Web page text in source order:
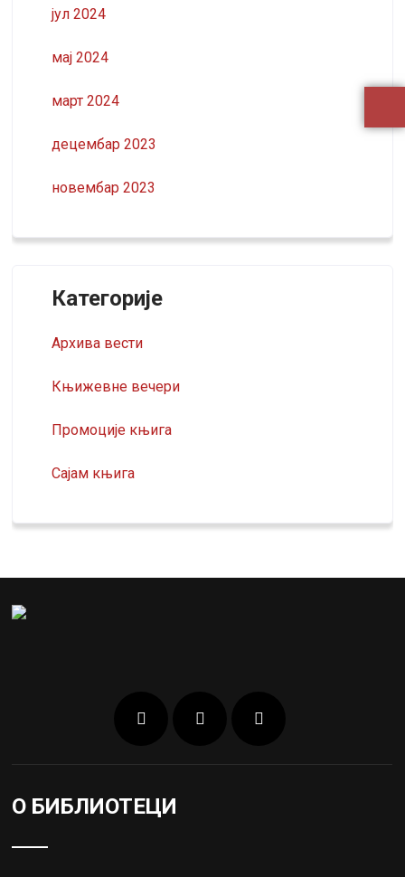
јул 2024
мај 2024
март 2024
децембар 2023
новембар 2023
Категорије
Архива вести
Књижевне вечери
Промоције књига
Сајам књига
О БИБЛИОТЕЦИ